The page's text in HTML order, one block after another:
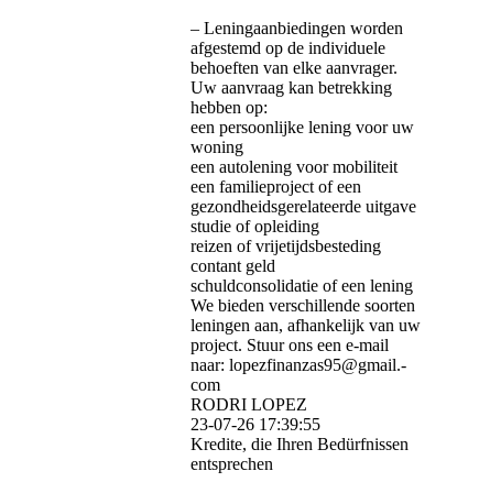
– Leningaanbiedingen worden
afgestemd op de individuele
behoeften van elke aanvrager.
Uw aanvraag kan betrekking
hebben op:
een persoonlijke lening voor uw
woning
een autolening voor mobiliteit
een familieproject of een
gezondheidsgerelateerde uitgave
studie of opleiding
reizen of vrijetijdsbesteding
contant geld
schuldconsolidatie of een lening
We bieden verschillende soorten
leningen aan, afhankelijk van uw
project. Stuur ons een e-mail
naar: lopezfinanzas95@­gmail.­
com
RODRI LOPEZ
23-07-26 17:39:55
Kredite, die Ihren Bedürfnissen
entsprechen